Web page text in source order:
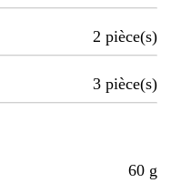
2 pièce(s)
3 pièce(s)
60 g